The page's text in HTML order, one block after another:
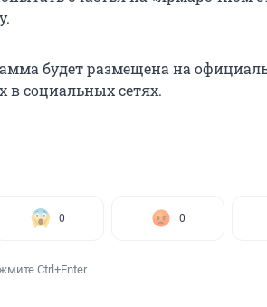
будет размещена на
в социальных сетях.
0 0
Ctrl+Enter